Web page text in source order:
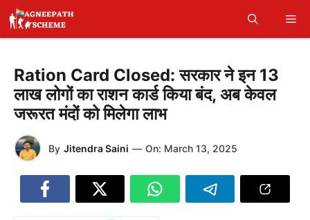
Skip
content
Ration Card Closed: सरकार ने इन 13
लाख लोगों का राशन कार्ड किया बंद, अब केवल
जरूरत मंदों को मिलेगा लाभ
By Jitendra Saini — On: March 13, 2025